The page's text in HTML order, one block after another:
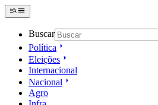
Buscar
Política
Eleições
Internacional
Nacional
Agro